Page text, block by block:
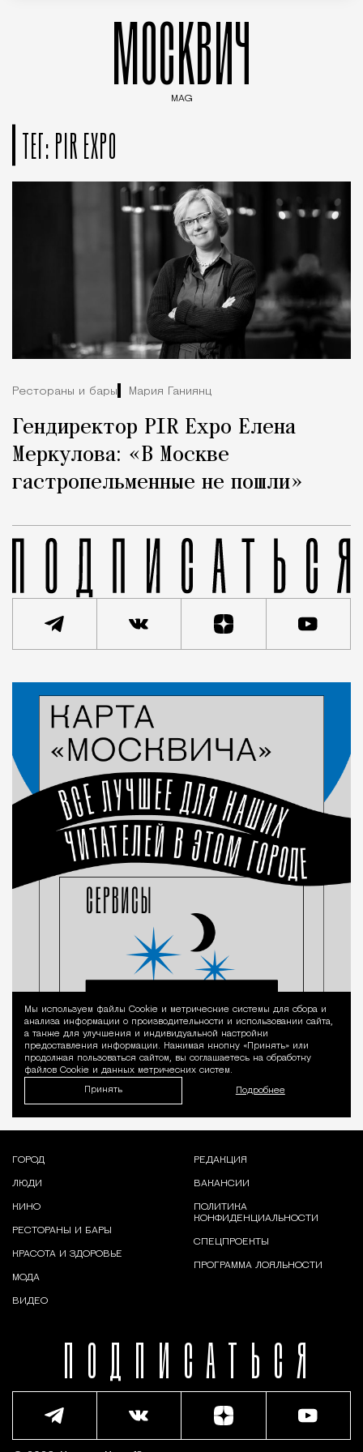
МОСКВИЧ
MAG
ТЕГ: PIR EXPO
Рестораны и бары Мария Ганиянц
Гендиректор PIR Expo Елена
Меркулова: «В Москве
гастропельменные не пошли»
Уведомление
Мы используем файлы Сookie и метрические системы для сбора и
анализа информации о производительности и использовании сайта,
а также для улучшения и индивидуальной настройки
предоставления информации. Нажимая кнопку «Принять» или
продолжая пользоваться сайтом, вы соглашаетесь на обработку
файлов Cookie и данных метрических систем.
Принять Подробнее
ПОДПИСАТЬСЯ
ГОРОД
ЛЮДИ
КИНО
РЕСТОРАНЫ И БАРЫ
КРАСОТА И ЗДОРОВЬЕ
МОДА
ВИДЕО
РЕДАКЦИЯ
ВАКАНСИИ
ПОЛИТИКА
КОНФИДЕНЦИАЛЬНОСТИ
СПЕЦПРОЕКТЫ
ПРОГРАММА ЛОЯЛЬНОСТИ